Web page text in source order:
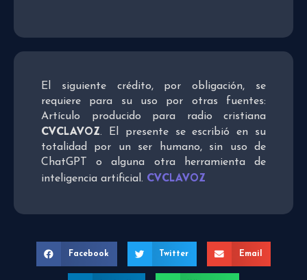
El siguiente crédito, por obligación, se
requiere para su uso por otras fuentes:
Artículo producido para radio cristiana
CVCLAVOZ. El presente se escribió en su
totalidad por un ser humano, sin uso de
ChatGPT o alguna otra herramienta de
inteligencia artificial. CVCLAVOZ
Facebook Twitter Email